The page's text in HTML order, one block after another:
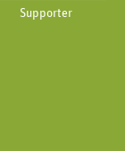
Supporter